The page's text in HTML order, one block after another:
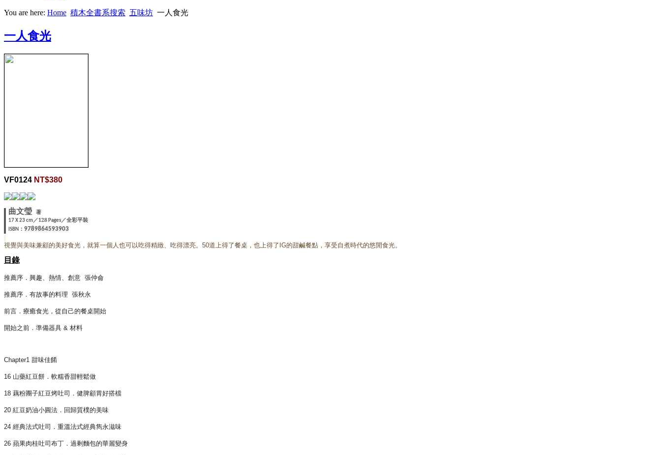
You are here: Home 積木全書系搜索 五味坊 一人食光
一人食光
VF0124 NT$380
曲文瑩 著
17 X23 cm／128 Pages／全彩平裝
ISBN ：9789864593903
視覺與美味兼顧的美好食光，就算一個人也可以吃得精緻、吃得漂亮。50道上得了餐桌，也上得了IG的甜鹹餐點，享受自煮時代的悠閒食光。
目錄
推薦序．興趣、熱情、創意 張仲侖
推薦序．有故事的料理 張秋永
前言．療癒食光，從自己的餐桌開始
開始之前．準備器具 & 材料
Chapter1 甜味佳餚
16 山藥紅豆餅．軟糯香甜輕鬆做
18 藕粉團子紅豆烤吐司．健脾顧胃好搭檔
20 紅豆奶油小圓法．回歸質樸的美味
24 經典法式吐司．重溫法式經典雋永滋味
26 蘋果肉桂吐司布丁．過剩麵包的華麗變身